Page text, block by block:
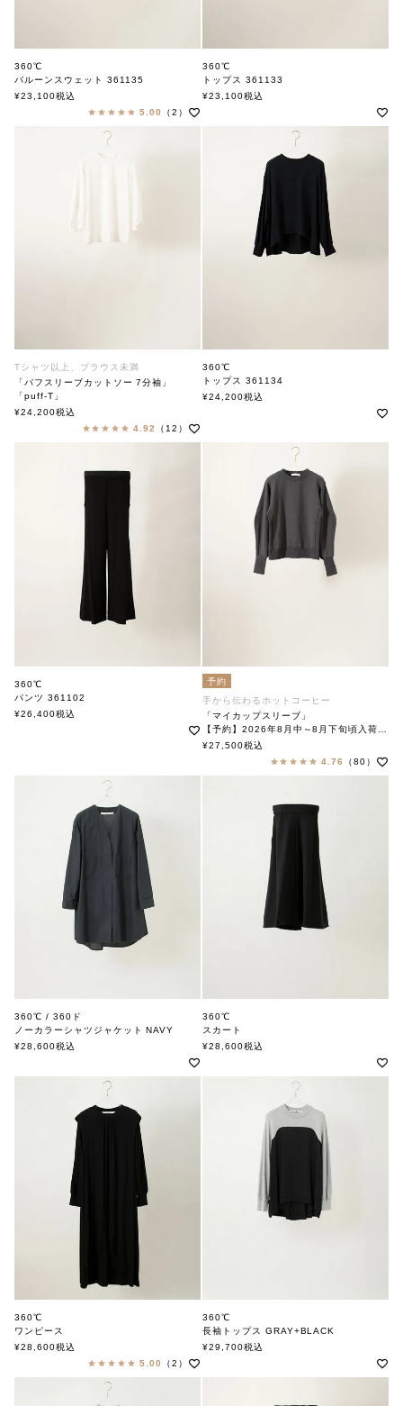
360℃
バルーンスウェット 361135
360ド
¥23,100税込
5.00
（2）
360℃
トップス 361133
360ド
¥23,100税込
Tシャツ以上、ブラウス未満
「パフスリーブカットソー 7分袖」
「puff-T」
soutiencollar（ステンカラー）
¥24,200税込
4.92
（12）
360℃
トップス 361134
360ド
¥24,200税込
360℃
パンツ 361102
360ド
¥26,400税込
予約
手から伝わるホットコーヒー
「マイカップスリーブ」
【予約】2026年8月中～8月下旬頃入荷予定
「My Cup Sleeve」
¥27,500税込
4.76
（80）
360℃ / 360ド
ノーカラーシャツジャケット NAVY
¥28,600税込
360℃
スカート
360ド
¥28,600税込
360℃
ワンピース
360ド
¥28,600税込
5.00
（2）
360℃
長袖トップス GRAY+BLACK
360ド
¥29,700税込